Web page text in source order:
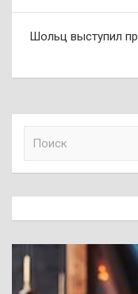
записям
Шольц выступил
к